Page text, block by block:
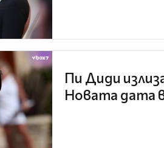
Пи Диди
Новата дата